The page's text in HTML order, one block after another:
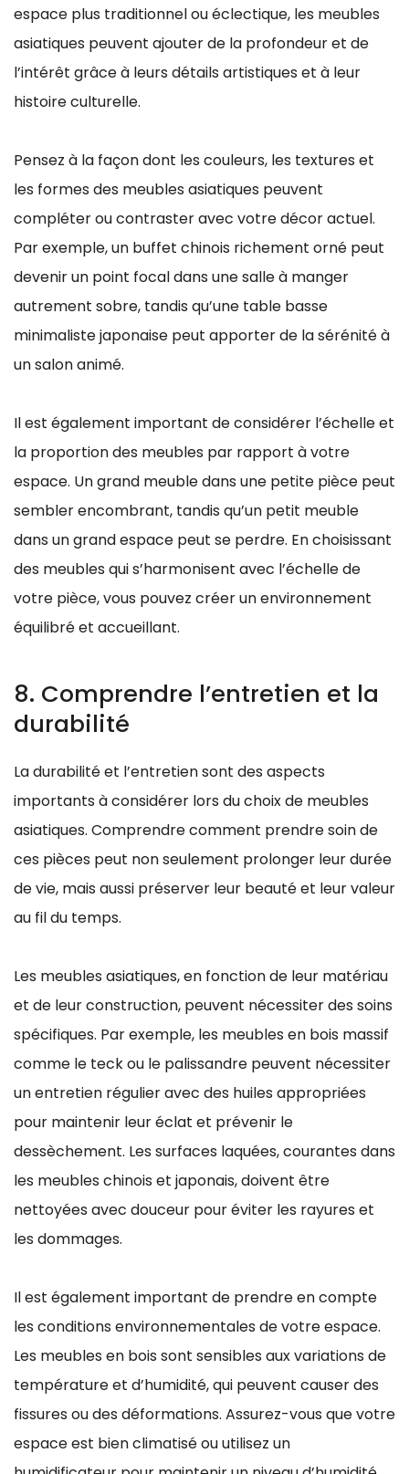
espace plus traditionnel ou éclectique, les meubles
asiatiques peuvent ajouter de la profondeur et de
l’intérêt grâce à leurs détails artistiques et à leur
histoire culturelle.
Pensez à la façon dont les couleurs, les textures et
les formes des meubles asiatiques peuvent
compléter ou contraster avec votre décor actuel.
Par exemple, un buffet chinois richement orné peut
devenir un point focal dans une salle à manger
autrement sobre, tandis qu’une table basse
minimaliste japonaise peut apporter de la sérénité à
un salon animé.
Il est également important de considérer l’échelle et
la proportion des meubles par rapport à votre
espace. Un grand meuble dans une petite pièce peut
sembler encombrant, tandis qu’un petit meuble
dans un grand espace peut se perdre. En choisissant
des meubles qui s’harmonisent avec l’échelle de
votre pièce, vous pouvez créer un environnement
équilibré et accueillant.
8. Comprendre l’entretien et la
durabilité
La durabilité et l’entretien sont des aspects
importants à considérer lors du choix de meubles
asiatiques. Comprendre comment prendre soin de
ces pièces peut non seulement prolonger leur durée
de vie, mais aussi préserver leur beauté et leur valeur
au fil du temps.
Les meubles asiatiques, en fonction de leur matériau
et de leur construction, peuvent nécessiter des soins
spécifiques. Par exemple, les meubles en bois massif
comme le teck ou le palissandre peuvent nécessiter
un entretien régulier avec des huiles appropriées
pour maintenir leur éclat et prévenir le
dessèchement. Les surfaces laquées, courantes dans
les meubles chinois et japonais, doivent être
nettoyées avec douceur pour éviter les rayures et
les dommages.
Il est également important de prendre en compte
les conditions environnementales de votre espace.
Les meubles en bois sont sensibles aux variations de
température et d’humidité, qui peuvent causer des
fissures ou des déformations. Assurez-vous que votre
espace est bien climatisé ou utilisez un